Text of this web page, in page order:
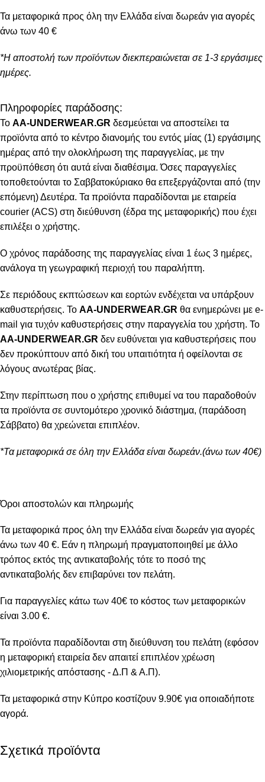
Τα μεταφορικά προς όλη την Ελλάδα είναι δωρεάν για αγορές
άνω των 40 €
*Η αποστολή των προϊόντων διεκπεραιώνεται σε 1-3 εργάσιμες
ημέρες.
Πληροφορίες παράδοσης:
To AA-UNDERWEAR.GR δεσμεύεται να αποστείλει τα
προϊόντα από το κέντρο διανομής του εντός μίας (1) εργάσιμης
ημέρας από την ολοκλήρωση της παραγγελίας, με την
προϋπόθεση ότι αυτά είναι διαθέσιμα. Όσες παραγγελίες
τοποθετούνται το Σαββατοκύριακο θα επεξεργάζονται από (την
επόμενη) Δευτέρα. Τα προϊόντα παραδίδονται με εταιρεία
courier (ACS) στη διεύθυνση (έδρα της μεταφορικής) που έχει
επιλέξει ο χρήστης.
Ο χρόνος παράδοσης της παραγγελίας είναι 1 έως 3 ημέρες,
ανάλογα τη γεωγραφική περιοχή του παραλήπτη.
Σε περιόδους εκπτώσεων και εορτών ενδέχεται να υπάρξουν
καθυστερήσεις. Το AA-UNDERWEAR.GR θα ενημερώνει με e-
mail για τυχόν καθυστερήσεις στην παραγγελία του χρήστη. Το
AA-UNDERWEAR.GR δεν ευθύνεται για καθυστερήσεις που
δεν προκύπτουν από δική του υπαιτιότητα ή οφείλονται σε
λόγους ανωτέρας βίας.
Στην περίπτωση που ο χρήστης επιθυμεί να του παραδοθούν
τα προϊόντα σε συντομότερο χρονικό διάστημα, (παράδοση
Σάββατο) θα χρεώνεται επιπλέον.
*Τα μεταφορικά σε όλη την Ελλάδα είναι δωρεάν.(άνω των 40€)
Όροι αποστολών και πληρωμής
Τα μεταφορικά προς όλη την Ελλάδα είναι δωρεάν για αγορές
άνω των 40 €. Εάν η πληρωμή πραγματοποιηθεί με άλλο
τρόπος εκτός της αντικαταβολής τότε το ποσό της
αντικαταβολής δεν επιβαρύνει τον πελάτη.
Για παραγγελίες κάτω των 40€ το κόστος των μεταφορικών
είναι 3.00 €.
Τα προϊόντα παραδίδονται στη διεύθυνση του πελάτη (εφόσον
η μεταφορική εταιρεία δεν απαιτεί επιπλέον χρέωση
χιλιομετρικής απόστασης - Δ.Π & Α.Π).
Τα μεταφορικά στην Κύπρο κοστίζουν 9.90€ για οποιαδήποτε
αγορά.
Σχετικά προϊόντα